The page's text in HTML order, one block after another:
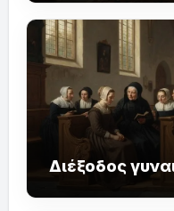
Διέξοδος